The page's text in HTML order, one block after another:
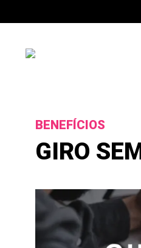
BENEFÍCIOS
GIRO